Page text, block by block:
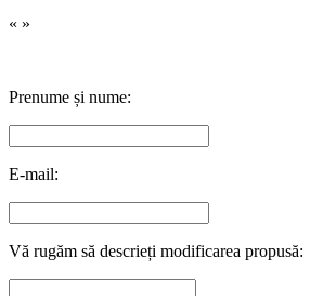
« »
Prenume și nume:
E-mail:
Vă rugăm să descrieți modificarea propusă: